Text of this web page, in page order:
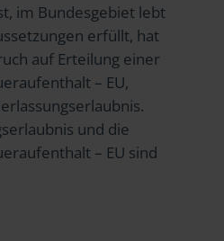
im Bundesgebiet lebt
erfüllt, hat
auf Erteilung einer
– EU,
und die
– EU sind